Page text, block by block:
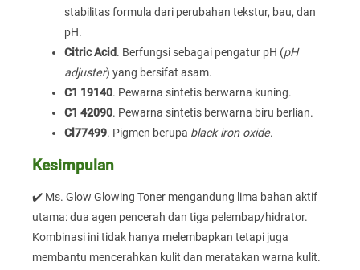
stabilitas formula dari perubahan tekstur, bau, dan
pH.
Citric Acid. Berfungsi sebagai pengatur pH (pH
adjuster) yang bersifat asam.
C1 19140. Pewarna sintetis berwarna kuning.
C1 42090. Pewarna sintetis berwarna biru berlian.
Cl77499. Pigmen berupa black iron oxide.
Kesimpulan
✔️ Ms. Glow Glowing Toner mengandung lima bahan aktif
utama: dua agen pencerah dan tiga pelembap/hidrator.
Kombinasi ini tidak hanya melembapkan tetapi juga
membantu mencerahkan kulit dan meratakan warna kulit.